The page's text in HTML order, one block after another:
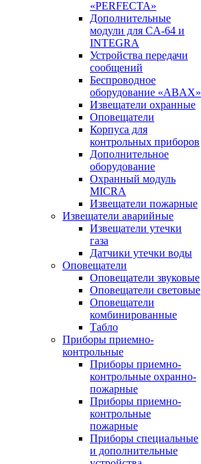
«PERFECTA»
Дополнительные
модули для CA-64 и
INTEGRA
Устройства передачи
сообщений
Беспроводное
оборудование «ABAX»
Извещатели охранные
Оповещатели
Корпуса для
контрольных приборов
Дополнительное
оборудование
Охранный модуль
MICRA
Извещатели пожарные
Извещатели аварийные
Извещатели утечки
газа
Датчики утечки воды
Оповещатели
Оповещатели звуковые
Оповещатели световые
Оповещатели
комбинированные
Табло
Приборы приемно-
контрольные
Приборы приемно-
контрольные охранно-
пожарные
Приборы приемно-
контрольные
пожарные
Приборы специальные
и дополнительные